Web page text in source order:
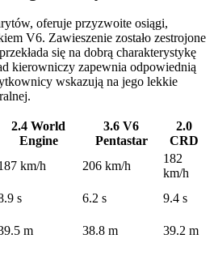
oferuje przyzwoite osiągi,
V6. Zawieszenie zostało zestrojone
się na dobrą charakterystykę
kierowniczy zapewnia odpowiednią
wskazują na jego lekkie
2.4 World
Engine
3.6 V6
Pentastar
2.0
CRD
km/h 206 km/h
182
km/h
s 6.2 s
9.4 s
m 38.8 m 39.2 m